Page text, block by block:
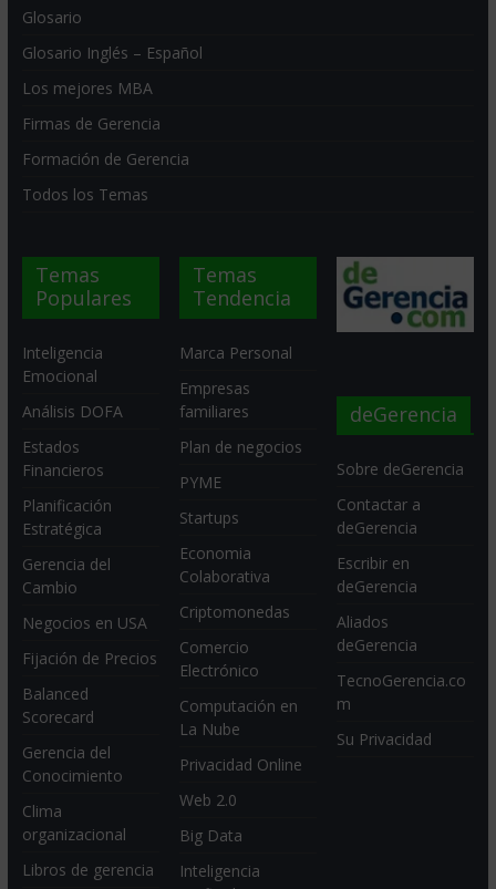
Glosario
Glosario Inglés – Español
Los mejores MBA
Firmas de Gerencia
Formación de Gerencia
Todos los Temas
Temas
Populares
Inteligencia
Emocional
Análisis DOFA
Estados
Financieros
Planificación
Estratégica
Gerencia del
Cambio
Negocios en USA
Fijación de Precios
Balanced
Scorecard
Gerencia del
Conocimiento
Clima
organizacional
Libros de gerencia
Temas
Tendencia
Marca Personal
Empresas
familiares
Plan de negocios
PYME
Startups
Economia
Colaborativa
Criptomonedas
Comercio
Electrónico
Computación en
La Nube
Privacidad Online
Web 2.0
Big Data
Inteligencia
deGerencia
Sobre deGerencia
Contactar a
deGerencia
Escribir en
deGerencia
Aliados
deGerencia
TecnoGerencia.co
m
Su Privacidad